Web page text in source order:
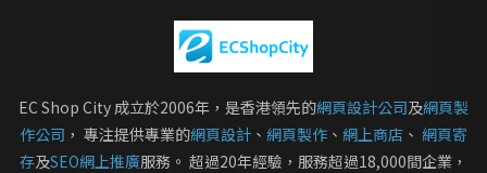
EC Shop City 成立於2006年，是香港領先的網頁設計公司及網頁製
作公司 ， 專注提供專業的網頁設計 、 網頁製作 、 網上商店 、 網頁寄
存及SEO網上推廣服務。 超過20年經驗，服務超過18,000間企業，